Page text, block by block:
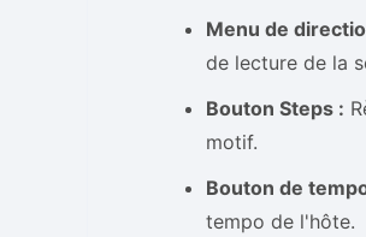
Menu de
de lecture de la
Bouton Steps :
motif.
Bouton de
tempo de l'hôte.